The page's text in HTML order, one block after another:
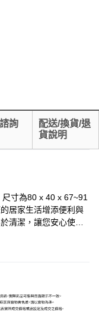
詢
配送/換貨/退
貨說明
寸為80 x 40 x 67~91
居家生活增添便利與
清潔，讓您安心使
舒適的使用姿勢。折